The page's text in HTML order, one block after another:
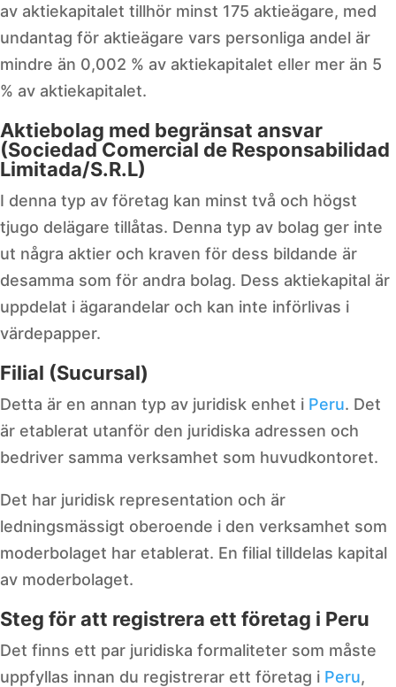
av aktiekapitalet tillhör minst 175 aktieägare, med
undantag för aktieägare vars personliga andel är
mindre än 0,002 % av aktiekapitalet eller mer än 5
% av aktiekapitalet.
Aktiebolag med begränsat ansvar
(Sociedad Comercial de Responsabilidad
Limitada/S.R.L)
I denna typ av företag kan minst två och högst
tjugo delägare tillåtas. Denna typ av bolag ger inte
ut några aktier och kraven för dess bildande är
desamma som för andra bolag. Dess aktiekapital är
uppdelat i ägarandelar och kan inte införlivas i
värdepapper.
Filial (Sucursal)
Detta är en annan typ av juridisk enhet i Peru. Det
är etablerat utanför den juridiska adressen och
bedriver samma verksamhet som huvudkontoret.
Det har juridisk representation och är
ledningsmässigt oberoende i den verksamhet som
moderbolaget har etablerat. En filial tilldelas kapital
av moderbolaget.
Steg för att registrera ett företag i Peru
Det finns ett par juridiska formaliteter som måste
uppfyllas innan du registrerar ett företag i Peru,